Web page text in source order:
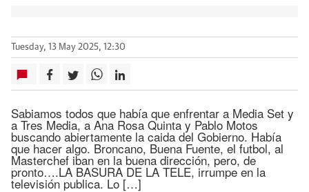
Tuesday, 13 May 2025, 12:30
Sabiamos todos que había que enfrentar a Media Set y
a Tres Media, a Ana Rosa Quinta y Pablo Motos
buscando abiertamente la caida del Gobierno. Había
que hacer algo. Broncano, Buena Fuente, el futbol, al
Masterchef iban en la buena dirección, pero, de
pronto….LA BASURA DE LA TELE, irrumpe en la
televisión publica. Lo […]